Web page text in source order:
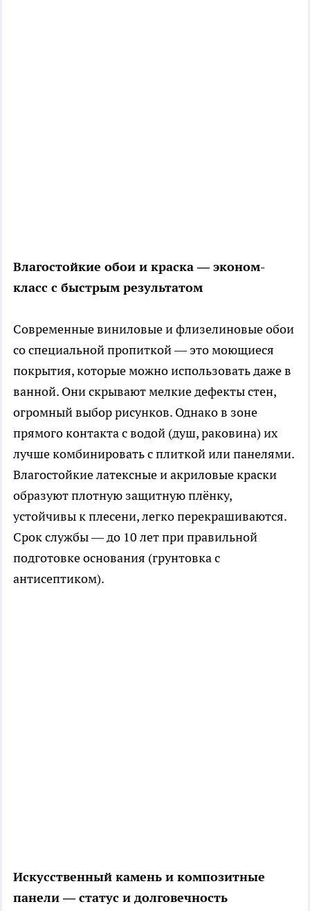
Влагостойкие обои и краска — эконом-
класс с быстрым результатом
Современные виниловые и флизелиновые обои
со специальной пропиткой — это моющиеся
покрытия, которые можно использовать даже в
ванной. Они скрывают мелкие дефекты стен,
огромный выбор рисунков. Однако в зоне
прямого контакта с водой (душ, раковина) их
лучше комбинировать с плиткой или панелями.
Влагостойкие латексные и акриловые краски
образуют плотную защитную плёнку,
устойчивы к плесени, легко перекрашиваются.
Срок службы — до 10 лет при правильной
подготовке основания (грунтовка с
антисептиком).
Искусственный камень и композитные
панели — статус и долговечность